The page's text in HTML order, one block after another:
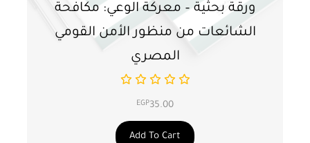
ورقة بحثية – معركة الوعي: مكافحة
الشائعات من منظور الأمن القومي
المصري
EGP35.00
Add To Cart